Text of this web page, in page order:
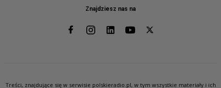
Znajdziesz nas na
Treści, znajdujące się w serwisie polskieradio.pl, w tym wszystkie materiały i ich